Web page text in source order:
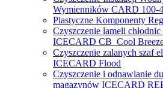
Wymienników CARD 100-
Plastyczne Komponenty
Czyszczenie lameli
ICECARD CB Cool
Czyszczenie zalanych szaf
ICECARD Flood
Czyszczenie i odnawianie
magazynów ICECARD